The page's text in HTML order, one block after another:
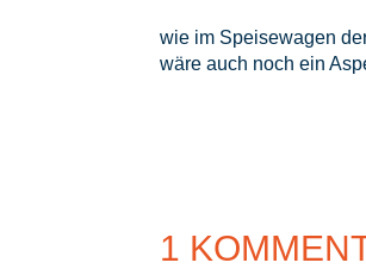
wie im Speisewagen
wäre auch noch ein
1